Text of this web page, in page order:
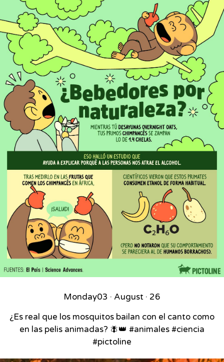
Monday03 · August · 26
¿Es real que los mosquitos bailan con el canto como
en las pelis animadas? 🪰👑 #animales #ciencia
#pictoline